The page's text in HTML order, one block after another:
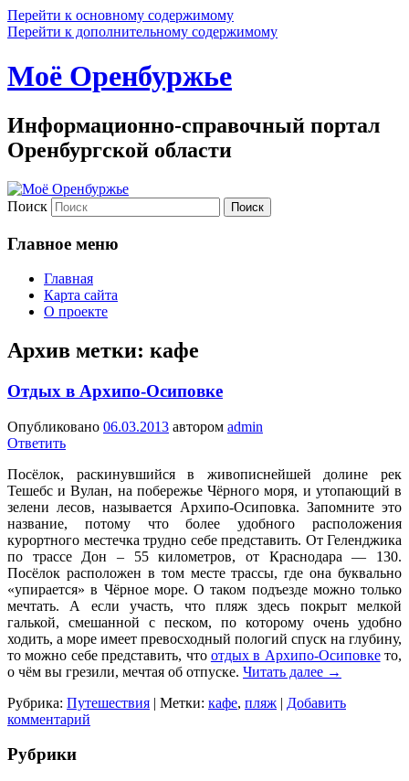
Перейти к основному содержимому
Перейти к дополнительному содержимому
Моё Оренбуржье
Информационно-справочный портал
Оренбургской области
Поиск
Главное меню
Главная
Карта сайта
О проекте
Архив метки: кафе
Отдых в Архипо-Осиповке
Опубликовано 06.03.2013 автором admin
Ответить
Посёлок, раскинувшийся в живописнейшей долине рек
Тешебс и Вулан, на побережье Чёрного моря, и утопающий в
зелени лесов, называется Архипо-Осиповка. Запомните это
название, потому что более удобного расположения
курортного местечка трудно себе представить. От Геленджика
по трассе Дон – 55 километров, от Краснодара — 130.
Посёлок расположен в том месте трассы, где она буквально
«упирается» в Чёрное море. О таком подъезде можно только
мечтать. А если участь, что пляж здесь покрыт мелкой
галькой, смешанной с песком, по которому очень удобно
ходить, а море имеет превосходный пологий спуск на глубину,
то можно себе представить, что отдых в Архипо-Осиповкето,
о чём вы грезили, мечтая об отпуске. Читать далее →
Рубрика: Путешествия | Метки: кафе, пляж | Добавить
комментарий
Рубрики